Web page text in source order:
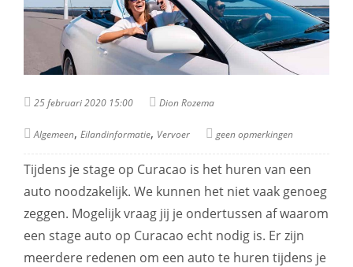
25 februari 2020 15:00 Dion Rozema
Algemeen, Eilandinformatie, Vervoer geen opmerkingen
Tijdens je stage op Curacao is het huren van een
auto noodzakelijk. We kunnen het niet vaak genoeg
zeggen. Mogelijk vraag jij je ondertussen af waarom
een stage auto op Curacao echt nodig is. Er zijn
meerdere redenen om een auto te huren tijdens je